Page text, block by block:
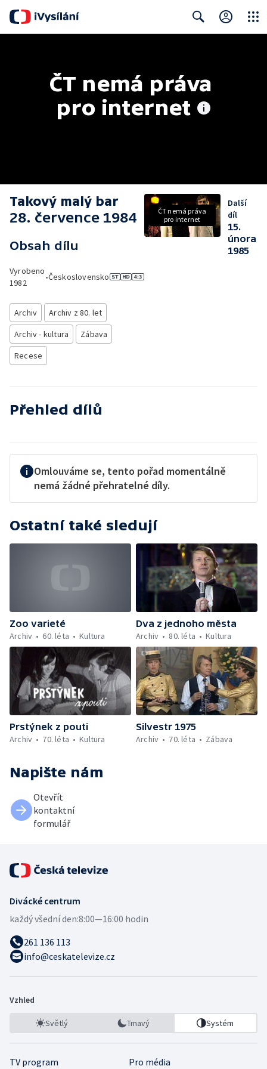
ČT nemá práva
pro internet
Takový malý bar
28. července 1984
Obsah dílu
Vyrobeno
1982
•Československo
Archiv
Archiv z 80. let
Archiv - kultura
Zábava
Recese
ČT nemá práva
pro internet
Další
díl
15.
února
1985
Přehled dílů
Omlouváme se, tento pořad momentálně
nemá žádné přehratelné díly.
Ostatní také sledují
Zoo varieté
Archiv
60. léta Kultura
Dva z jednoho města
Archiv
80. léta Kultura
Prstýnek z pouti
Archiv
70. léta Kultura
Silvestr 1975
Archiv
70. léta Zábava
Napište nám
Otevřít
kontaktní
formulář
Divácké centrum
každý všední den:8:00—16:00 hodin
261 136 113
info@ceskatelevize.cz
Vzhled
Světlý Tmavý Systém
TV program
Pro média